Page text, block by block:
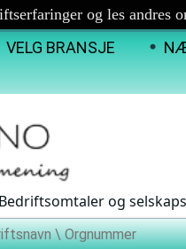
og les andres
VELG BRANSJE
Bedriftsomtaler og